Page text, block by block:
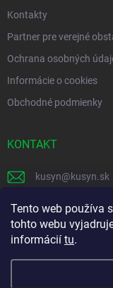
Tento web používa
tohto webu
informácií tu.
Kontakty
Partner pre verejné
Ochrana osobných
Informácie o cookies
Obchodné podmienky
KONTAKT
kusyn@kusyn.sk
+421 903 445
labtech_svk